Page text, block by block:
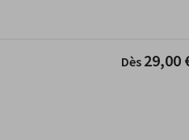
Dès 29,00